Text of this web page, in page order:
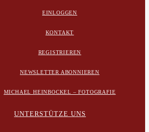
EINLOGGEN
KONTAKT
REGISTRIEREN
NEWSLETTER ABONNIEREN
MICHAEL HEINBOCKEL – FOTOGRAFIE
UNTERSTÜTZE UNS